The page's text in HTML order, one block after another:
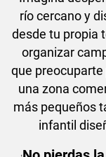
río cercano y
desde tu propia
organizar
que
una zona
más pequeños
infantil